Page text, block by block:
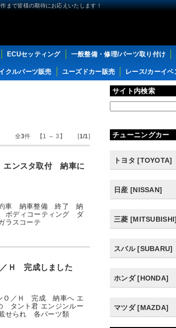
まで皆様の期待にお応えいたします！
ECUセッティング 一般整備・修理/パーツ取り付け
クルパーツ販売 ユーズドカー販売 レース/カーイベ
全3件 【1 ～ 3】 [1/1]
ンスタ取付 納車に
車 納車整備 終了 納
ディコーティング ダ
ラスコーテ
Ｈ 完成しました
／Ｈ 完成 納車へ エ
タント君 エンジンルー
せられ 各パーツ類
サイト内検索
チューニングカー
トヨタ [TOYOTA]
日産 [NISSAN]
三菱 [MITSUBISHI]
スバル [SUBARU]
ホンダ [HONDA]
マツダ [MAZDA]